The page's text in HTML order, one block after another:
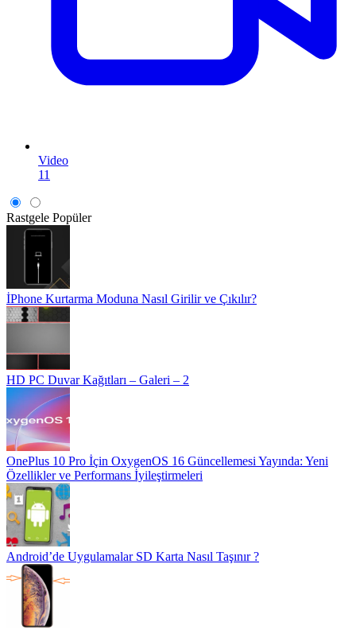
Video
11
Rastgele Popüler
İPhone Kurtarma Moduna Nasıl Girilir ve Çıkılır?
HD PC Duvar Kağıtları – Galeri – 2
OnePlus 10 Pro İçin OxygenOS 16 Güncellemesi Yayında: Yeni
Özellikler ve Performans İyileştirmeleri
Android’de Uygulamalar SD Karta Nasıl Taşınır ?